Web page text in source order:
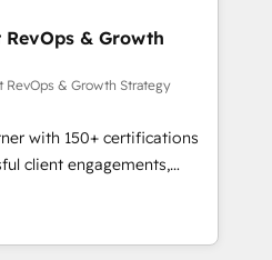
de méthodologie RevOps
commerciales et
synchronisation API,
les visiteurs en
(SEO, SEA,
ABM, IA,
RevOps & Growth
RevOps & Growth Strategy
with 150+ certifications
client engagements,
complexity into
From onboarding to
our in-house team